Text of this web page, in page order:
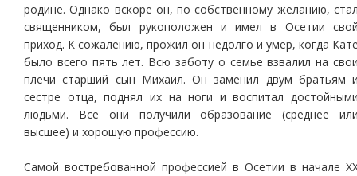
родине. Однако вскоре он, по собственному желанию,
священником, был рукоположен и имел в Осетии
приход. К сожалению, прожил он недолго и умер, когда
было всего пять лет. Всю заботу о семье взвалил на
плечи старший сын Михаил. Он заменил двум братьям
сестре отца, поднял их на ноги и воспитал
людьми. Все они получили образование (среднее
высшее) и хорошую профессию.
Самой востребованной профессией в Осетии в начале